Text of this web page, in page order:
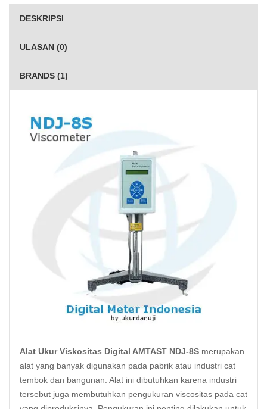
DESKRIPSI
ULASAN (0)
BRANDS (1)
Alat Ukur Viskositas Digital AMTAST NDJ-8S merupakan
alat yang banyak digunakan pada pabrik atau industri cat
tembok dan bangunan. Alat ini dibutuhkan karena industri
tersebut juga membutuhkan pengukuran viscositas pada cat